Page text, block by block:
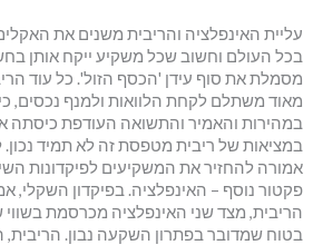
עליית האינפלציה והריבית משנים את
בכל העולם וחשוב שכל משקיע ייקח אותן
מסמלת את סוף עידן 'הכסף הזול'. כל עוד
מאוד משתלם לקחת הלוואות ולמנף נכסים,
במהירות והאמיר והתשואה העודפת כיסתה
במציאות של ריבית מטפסת זה לא תמיד
אמורה להחזיר את המשקיעים לפיקדונות
פקטור נוסף – האינפלציה. בפיקדון השקלי,
הריבית, מצד שני האינפלציה מכרסמת
בטוח שמדובר בפתרון השקעה נבון. הריבית,